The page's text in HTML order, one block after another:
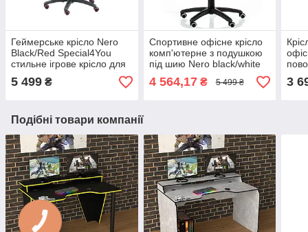
Геймерське крісло Nero
Black/Red Special4You
стильне ігрове крісло для
кіберспорту стримінгу
тривалих ігрових сесій
5 499 ₴
Спортивне офісне крісло
комп'ютерне з подушкою
під шию Nero black/white
Special4You
4 564,17₴ 5 499 ₴
Ray
3
Подібні товари компанії